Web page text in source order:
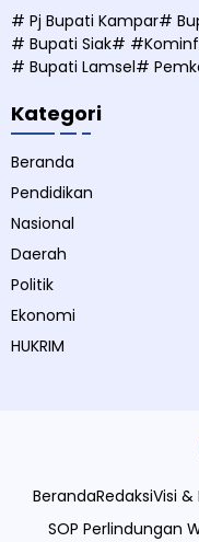
# Pj Bupati Kampar#
# Bupati Siak#
# Bupati Lamsel#
Kategori
Beranda
Pendidikan
Nasional
Daerah
Politik
Ekonomi
HUKRIM
BerandaRedaksiVisi &
SOP Perlindungan